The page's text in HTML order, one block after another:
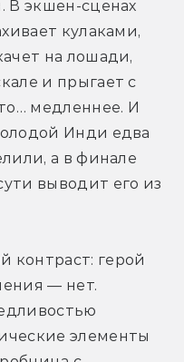
В экшен-сценах
кулаками,
на лошади,
и прыгает с
медленнее. И
Инди едва
а в финале
выводит его из
контраст: герой
— нет.
элементы